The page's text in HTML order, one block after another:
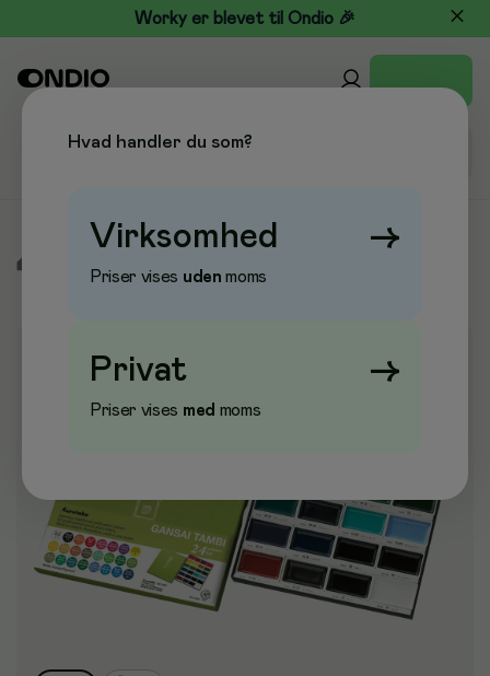
Worky er blevet til Ondio 🎉
Hvad handler du som?
Virksomhed →
Priser vises uden moms
Privat →
Priser vises med moms